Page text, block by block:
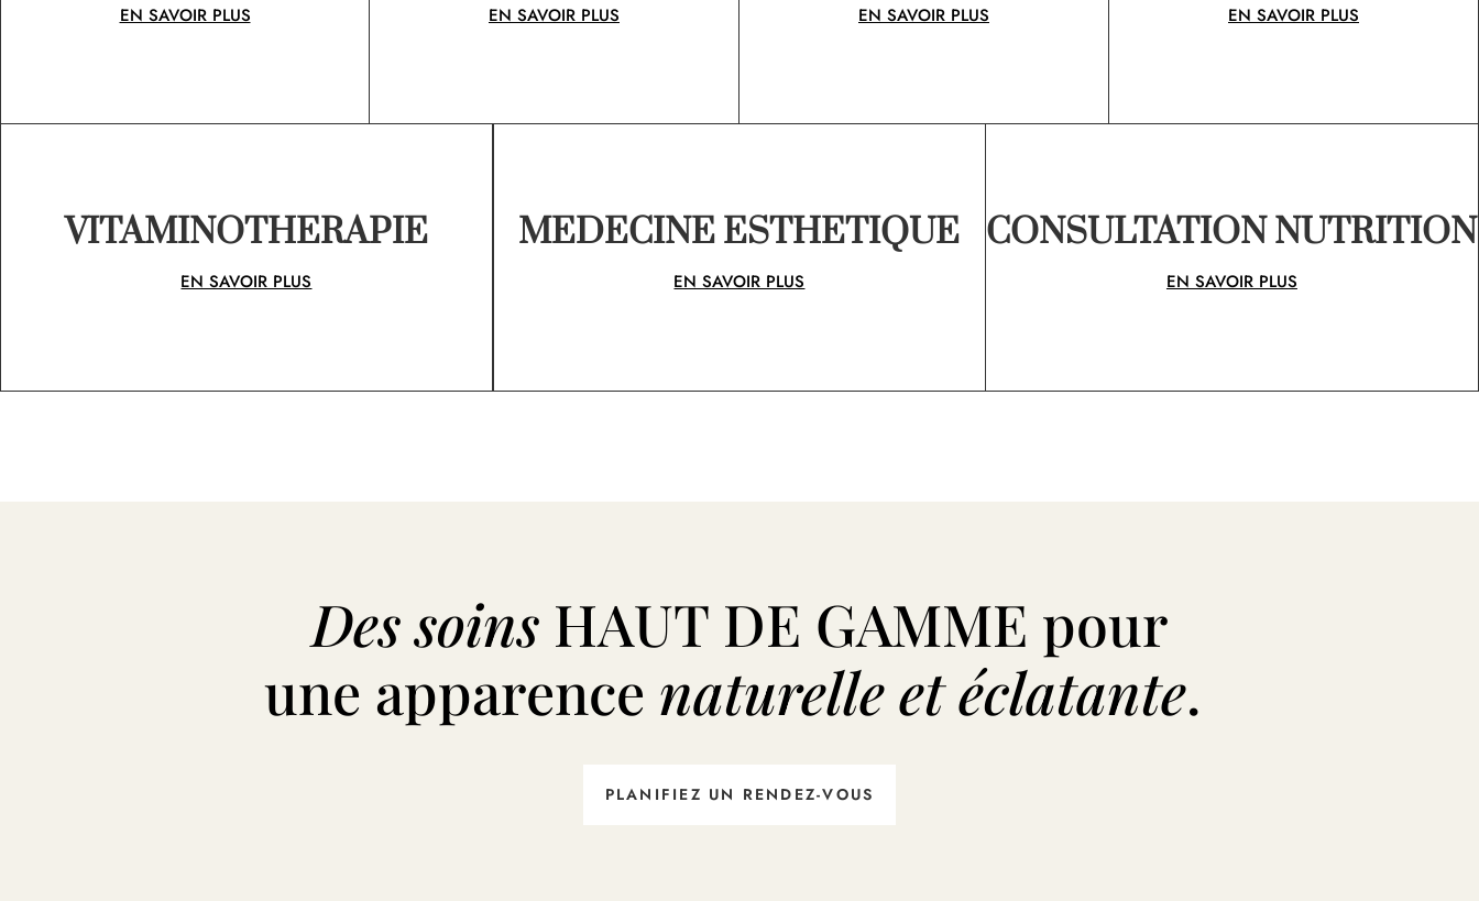
EN SAVOIR PLUS EN SAVOIR PLUS EN SAVOIR PLUS EN SAVOIR PLUS
VITAMINOTHERAPIE
EN SAVOIR PLUS
MEDECINE ESTHETIQUE
EN SAVOIR PLUS
CONSULTATION NUTRITION
EN SAVOIR PLUS
Des soinsHAUT DE GAMME pour
une apparence naturelle et éclatante.
PLANIFIEZ UN RENDEZ-VOUS